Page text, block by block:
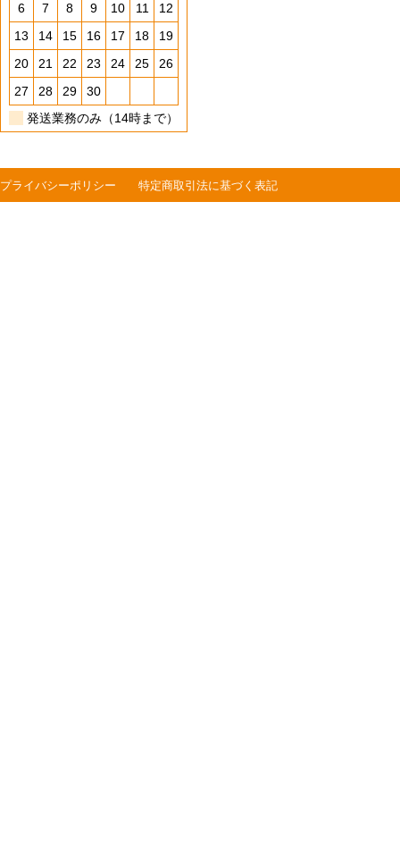
6
7 8 9 10 11
12
13
14 15 16 17 18
19
20
21 22 23 24 25
26
27
28 29
30
発送業務のみ（14時まで）
プライバシーポリシー 特定商取引法に基づく表記